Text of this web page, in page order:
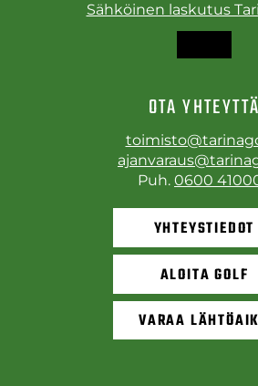
Sähköinen laskutus
OTA YHTEYTTÄ
Puh. 0600
YHTEYSTIEDOT
ALOITA GOLF
VARAA